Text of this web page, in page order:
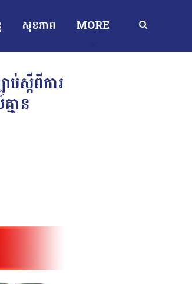
សុខភាព MORE
ប់ស្តីពីការ
ាន